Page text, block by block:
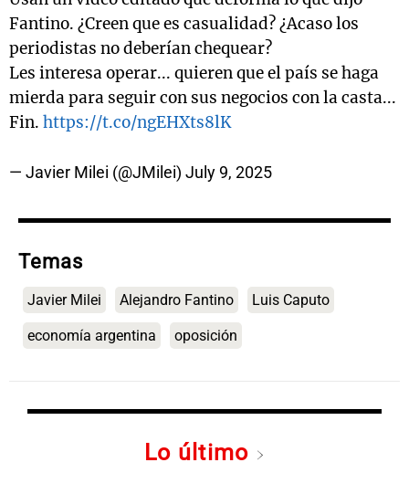
Fantino. ¿Creen que es casualidad? ¿Acaso los
periodistas no deberían chequear?
Les interesa operar... quieren que el país se haga
mierda para seguir con sus negocios con la casta...
Fin. https://t.co/ngEHXts8lK
— Javier Milei (@JMilei) July 9, 2025
Temas
Javier Milei Alejandro Fantino Luis Caputo
economía argentina oposición
Lo último